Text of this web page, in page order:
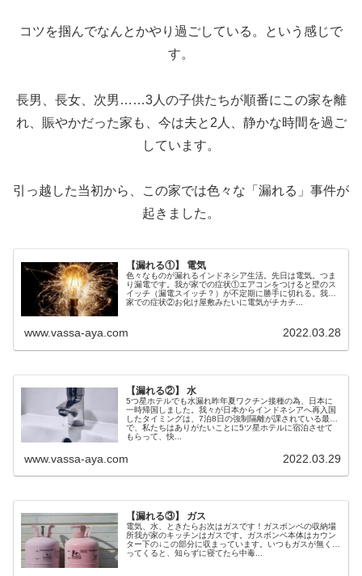
コツを掴んでなんとかやり過ごしている。という感じで
す。
長男、長女、次男……3人の子供たちが順番にこの家を離
れ、賑やかだった家も、今は夫と2人、静かな時間を過ご
しています。
引っ越した当初から、この家では色々な「漏れる」事件が
起きました。
【漏れる①】 電気
色々なものが漏れるインドネシア生活。先日は電気。つま
り漏電です。我が家での症状①エアコンをつけると壁のス
イッチ（漏電スイッチ？）が不定期に勝手に切れる。我が
家での症状②お化け屋敷みたいに電気がチカチ...
www.vassa-aya.com 2022.03.28
【漏れる②】 水
5つ星ホテルでも水漏れ昨年夏ワクチン接種の為、日本に
一時帰国しました。我々が日本からインドネシアへ再入国
したタイミングは、7泊8日の強制隔離が課されている最中
で、私たちはありがたいことに5ツ星ホテルに宿泊させて
もらって、快...
www.vassa-aya.com 2022.03.29
【漏れる③】 ガス
電気、水、ときたらお次はガスです！ガスボンベの収納場
所我が家のキッチンはガスです。ガスボンベ本体はカウン
ター下の↓この部分に収まっています。いつもガスが無くな
ってくると、知らずに寝てたら中毒...